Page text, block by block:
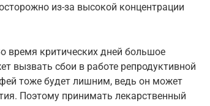
из-за высокой концентрации
время критических дней большое
вызвать сбои в работе репродуктивной
тоже будет лишним, ведь он может
Поэтому принимать лекарственный